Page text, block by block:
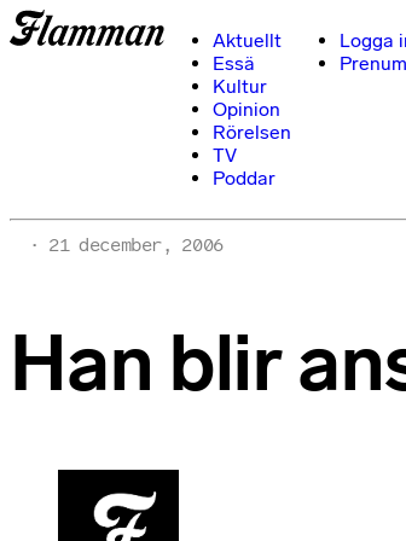
Aktuellt
Essä
Kultur
Opinion
Rörelsen
TV
Poddar
Logga
21 december, 2006
Han blir